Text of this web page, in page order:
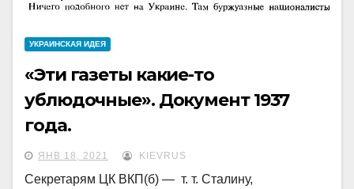
УКРАИНCКАЯ ИДЕЯ
«Эти газеты какие-то
ублюдочные». Документ 1937
года.
ЯНВ 18, 2021 KIEVRUS
Секретарям ЦК ВКП(б) — т. т. Сталину,